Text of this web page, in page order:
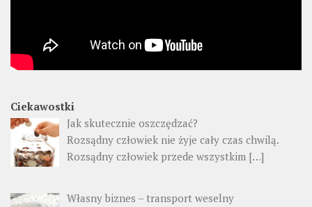
Ciekawostki
Jak skutecznie oszczędzać?
Rozsądny człowiek nie żyje cały czas chwilą.
Rozsądny człowiek przede wszystkim […]
Własny biznes – transport weselny